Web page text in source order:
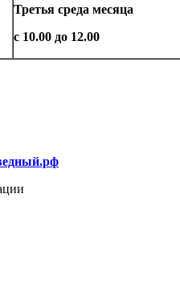
Третья среда месяца
с 10.00 до 12.00